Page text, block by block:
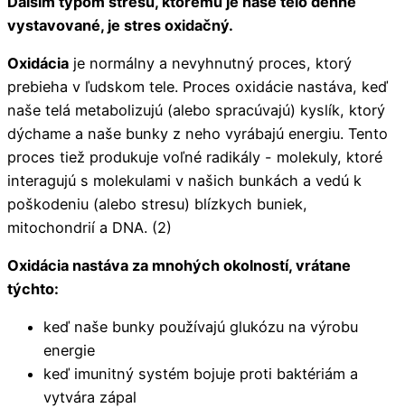
vystavované, je stres oxidačný.
Oxidácia je normálny a nevyhnutný proces, ktorý
prebieha v ľudskom tele. Proces oxidácie nastáva, keď
naše telá metabolizujú (alebo spracúvajú) kyslík, ktorý
dýchame a naše bunky z neho vyrábajú energiu. Tento
proces tiež produkuje voľné radikály - molekuly, ktoré
interagujú s molekulami v našich bunkách a vedú k
poškodeniu (alebo stresu) blízkych buniek,
mitochondrií a DNA. (2)
Oxidácia nastáva za mnohých okolností, vrátane
týchto:
keď naše bunky používajú glukózu na výrobu
energie
keď imunitný systém bojuje proti baktériám a
vytvára zápal